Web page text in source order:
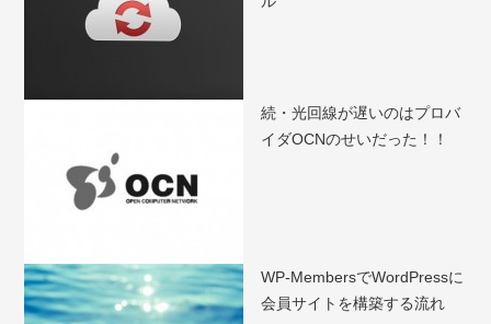
続・光回線が遅いのはプロバ
イダOCNのせいだった！！
WP-MembersでWordPressに
会員サイトを構築する流れ